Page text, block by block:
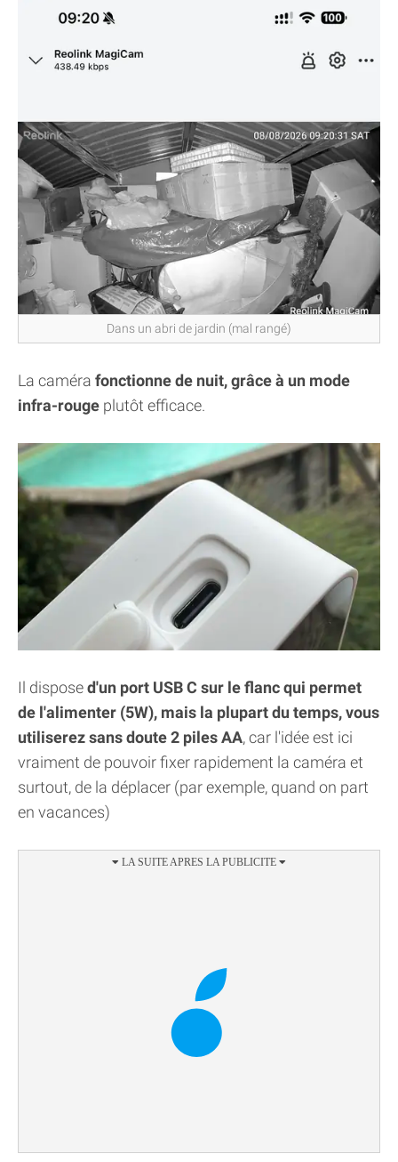
Dans un abri de jardin (mal rangé)
La caméra fonctionne de nuit, grâce à un mode
infra-rouge plutôt efficace.
Il disposed'un port USB C sur le flanc qui permet
de l'alimenter (5W), mais la plupart du temps, vous
utiliserez sans doute 2 piles AA, car l'idée est ici
vraiment de pouvoir fixer rapidement la caméra et
surtout, de la déplacer (par exemple, quand on part
en vacances)